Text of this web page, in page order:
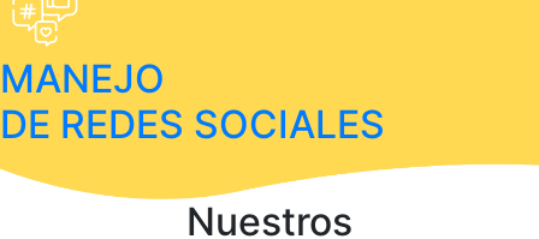
MANEJO
DE REDES SOCIALES
Nuestros